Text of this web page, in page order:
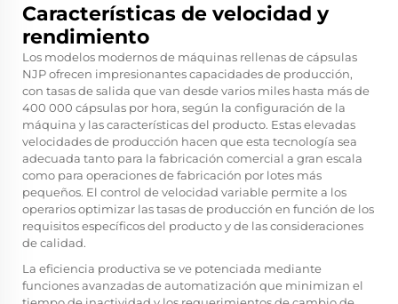
Características de velocidad y
rendimiento
Los modelos modernos de máquinas rellenas de cápsulas
NJP ofrecen impresionantes capacidades de producción,
con tasas de salida que van desde varios miles hasta más de
400 000 cápsulas por hora, según la configuración de la
máquina y las características del producto. Estas elevadas
velocidades de producción hacen que esta tecnología sea
adecuada tanto para la fabricación comercial a gran escala
como para operaciones de fabricación por lotes más
pequeños. El control de velocidad variable permite a los
operarios optimizar las tasas de producción en función de los
requisitos específicos del producto y de las consideraciones
de calidad.
La eficiencia productiva se ve potenciada mediante
funciones avanzadas de automatización que minimizan el